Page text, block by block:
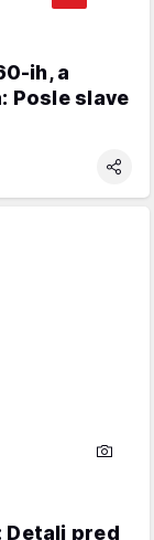
ih, a
Posle slave
Detalj pred